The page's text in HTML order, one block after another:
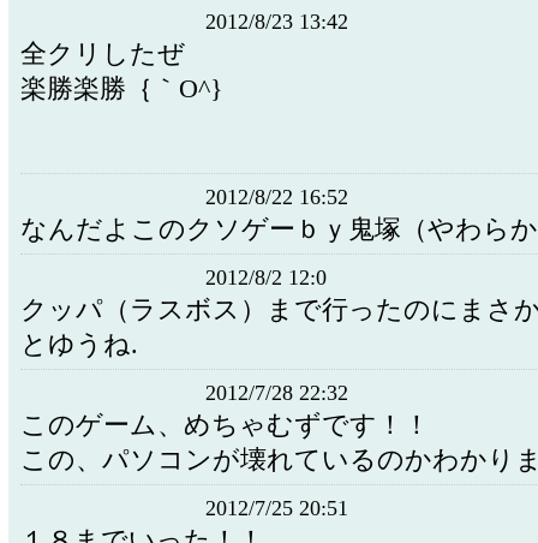
2012/8/23 13:42
全クリしたぜ
楽勝楽勝｛｀O^}
2012/8/22 16:52
なんだよこのクソゲーｂｙ鬼塚（やわら
2012/8/2 12:0
クッパ（ラスボス）まで行ったのにまさ
とゆうね.
2012/7/28 22:32
このゲーム、めちゃむずです！！
この、パソコンが壊れているのかわかり
2012/7/25 20:51